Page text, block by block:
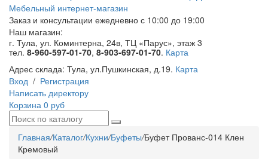
Мебельный интернет-магазин
Заказ и консультации ежедневно с 10:00 до 19:00
Наш магазин:
г. Тула, ул. Коминтерна, 24в, ТЦ «Парус», этаж 3
тел. 8-960-597-01-70, 8-903-697-01-70. Карта
Адрес склада: Тула, ул.Пушкинская, д.19. Карта
Вход / Регистрация
Написать директору
Корзина 0 руб
Главная/Каталог/Кухни/Буфеты/Буфет Прованс-014 Клен
Кремовый